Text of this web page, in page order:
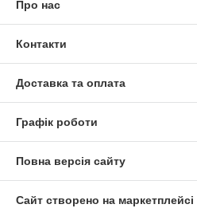
Про нас
Контакти
Доставка та оплата
Графік роботи
Повна версія сайту
Сайт створено на маркетплейсі